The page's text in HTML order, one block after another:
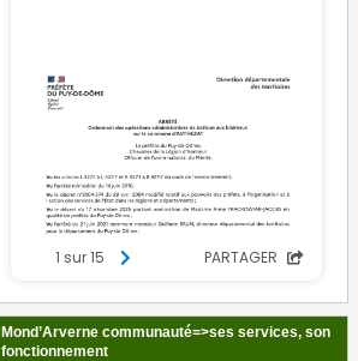
Mond’Arverne communauté=>ses services, son
fonctionnement